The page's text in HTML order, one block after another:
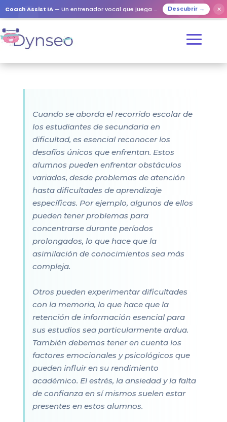
Coach Assist IA — Un entrenador vocal que juega con tus seres queridos Descubrir → ✕
Cuando se aborda el recorrido escolar de
los estudiantes de secundaria en
dificultad, es esencial reconocer los
desafíos únicos que enfrentan. Estos
alumnos pueden enfrentar obstáculos
variados, desde problemas de atención
hasta dificultades de aprendizaje
específicas. Por ejemplo, algunos de ellos
pueden tener problemas para
concentrarse durante períodos
prolongados, lo que hace que la
asimilación de conocimientos sea más
compleja.
Otros pueden experimentar dificultades
con la memoria, lo que hace que la
retención de información esencial para
sus estudios sea particularmente ardua.
También debemos tener en cuenta los
factores emocionales y psicológicos que
pueden influir en su rendimiento
académico. El estrés, la ansiedad y la falta
de confianza en sí mismos suelen estar
presentes en estos alumnos.